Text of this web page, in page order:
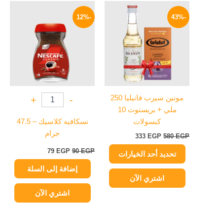
-43%
مونين سيرب فانيليا 250
ملي + بريستوت 10
كبسولات
580EGP
580 EGP.
333 EGP
السعر
الحالي
هو:
333 EGP.
تحديد أحد الخيارات
هناك
العديد
من
الأشكال
اختيار
الخيارات
صفحة
المنتج
اشتري الآن
-12%
-
+
نسكافيه كلاسيك – 47.5
جرام
90EGP
90 EGP.
79 EGP
79 EGP.
إضافة إلى السلة
اشتري الآن